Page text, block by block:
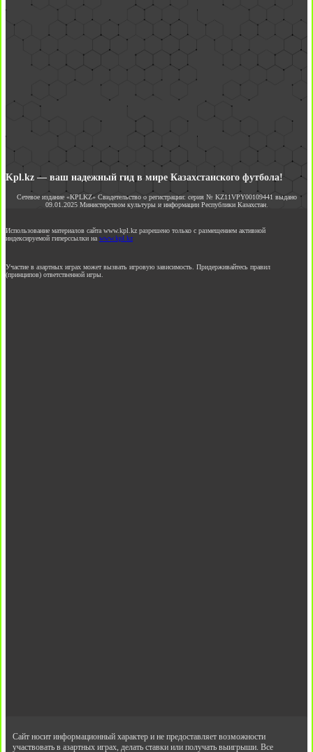
Kpl.kz — ваш надежный гид в мире Казахстанского футбола!
Сетевое издание «KPLKZ» Свидетельство о регистрации: серия № KZ11VPY00109441 выдано
09.01.2025 Министерством культуры и информации Республики Казахстан.
Использование материалов сайта www.kpl.kz разрешено только с размещением активной
индексируемой гиперссылки на www.kpl.kz
Участие в азартных играх может вызвать игровую зависимость. Придерживайтесь правил
(принципов) ответственной игры.
Сайт носит информационный характер и не предоставляет возможности
участвовать в азартных играх, делать ставки или получать выигрыши. Все